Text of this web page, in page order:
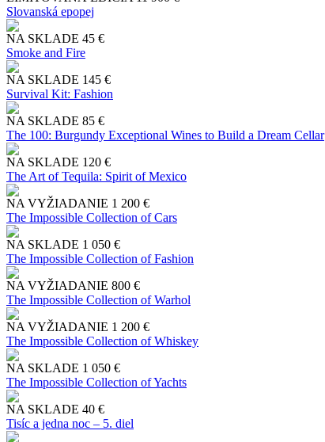
Slo​vanská epopej
NA SKLADE 45 €
Smoke and Fire
NA SKLADE 145 €
Survival Kit: Fashion
NA SKLADE 85 €
The 100: Burgundy Exceptional Wines to Build a Dream Cellar
NA SKLADE 120 €
The Art of Tequila: Spirit of Mexico
NA VYŽIADANIE 1 200 €
The Impossible Collection of Cars
NA SKLADE 1 050 €
The Impossible Collection of Fashion
NA VYŽIADANIE 800 €
The Impossible Collection of Warhol
NA VYŽIADANIE 1 200 €
The Impossible Collection of Whiskey
NA SKLADE 1 050 €
The Impossible Collection of Yachts
NA SKLADE 40 €
Tisíc a jedna noc – 5. diel